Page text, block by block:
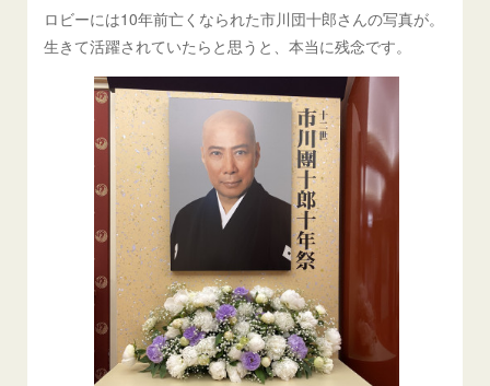
ロビーには10年前亡くなられた市川団十郎さんの写真が。
生きて活躍されていたらと思うと、本当に残念です。